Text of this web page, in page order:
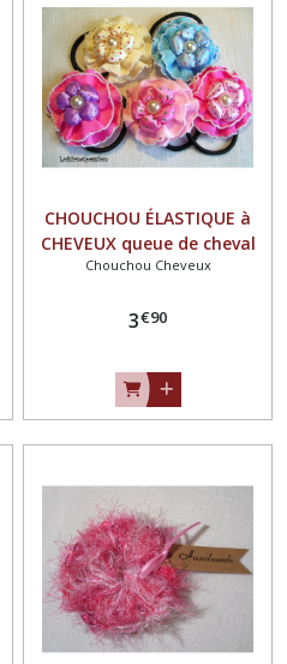
CHOUCHOU ÉLASTIQUE à
CHEVEUX queue de cheval
ROSACE PARLE - ROSE,
** CH01
Chouchou Cheveux
3€90